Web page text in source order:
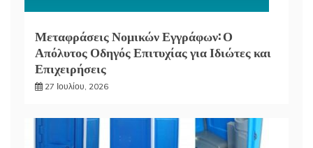
Μεταφράσεις Νομικών Εγγράφων: Ο
Απόλυτος Οδηγός Επιτυχίας για Ιδιώτες και
Επιχειρήσεις
27 Ιουλίου, 2026